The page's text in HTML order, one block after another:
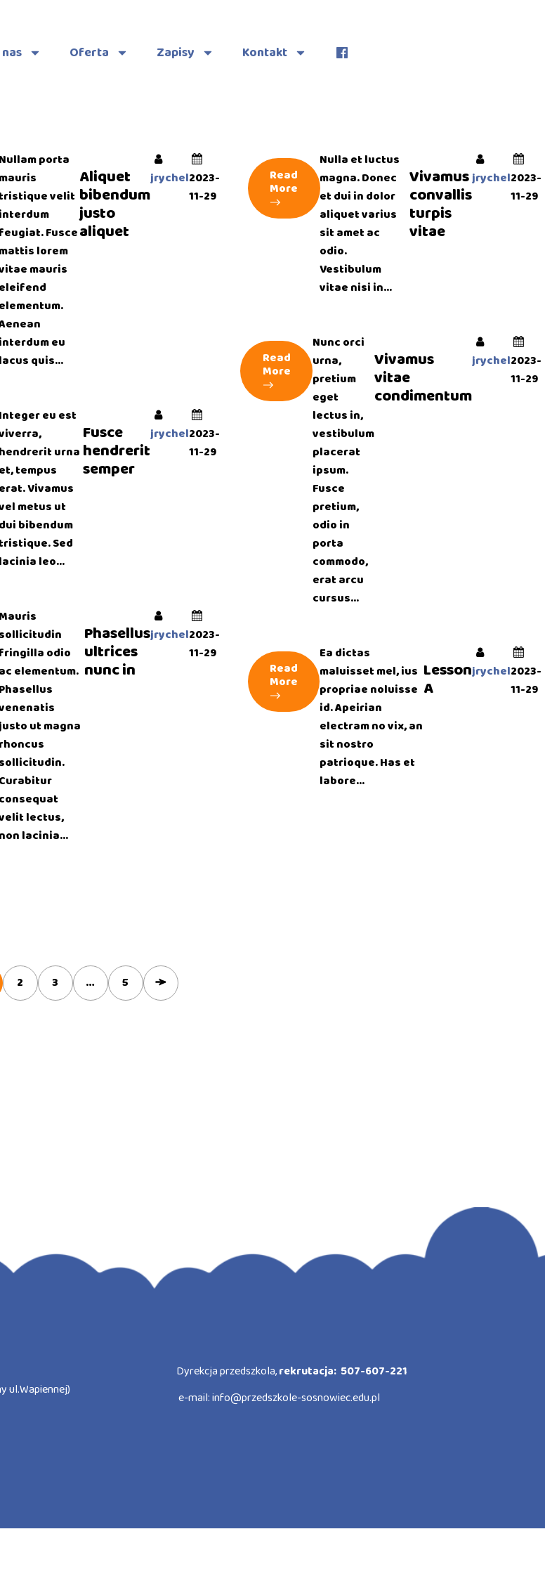
Oferta Zapisy Kontakt
2023-
11-29
jrychel
Aliquet
bibendum
justo
aliquet
Nullam porta
velit
interdum
feugiat. Fusce
mattis lorem
mauris
eleifend
elementum.
interdum eu
lacus quis...
2023-
11-29
jrychel
Vivamus
convallis
turpis
vitae
Nulla et luctus
magna. Donec
et dui in dolor
aliquet varius
sit amet ac
odio.
Vestibulum
vitae nisi in...
Read
More
2023-
11-29
jrychel
Vivamus
vitae
condimentum
Nunc orci
urna,
pretium
eget
lectus in,
vestibulum
placerat
ipsum.
Fusce
pretium,
odio in
porta
commodo,
erat arcu
cursus...
Read
More
2023-
11-29
jrychel
Fusce
hendrerit
semper
Integer eu est
urna
et, tempus
erat. Vivamus
metus ut
dui bibendum
tristique. Sed
lacinia leo...
2023-
11-29
jrychel
Phasellus
ultrices
nunc in
Mauris
odio
ac elementum.
Phasellus
ut magna
rhoncus
sollicitudin.
Curabitur
consequat
lectus,
non lacinia...
2023-
11-29
jrychel
Lesson
A
Ea dictas
maluisset mel, ius
propriae noluisse
id. Apeirian
electram no vix, an
sit nostro
patrioque. Has et
labore...
Read
More
2 3 … 5
ul.Wapiennej)
Dyrekcja przedszkola,rekrutacja: 507-607-221
e-mail:info@przedszkole-sosnowiec.edu.pl